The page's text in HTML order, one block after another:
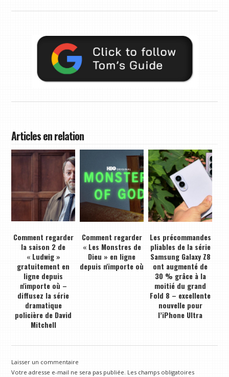
Articles en relation
Comment regarder
la saison 2 de
« Ludwig »
gratuitement en
ligne depuis
n'importe où –
diffusez la série
dramatique
policière de David
Mitchell
Comment regarder
« Les Monstres de
Dieu » en ligne
depuis n'importe où
Les précommandes
pliables de la série
Samsung Galaxy Z8
ont augmenté de
30 % grâce à la
moitié du grand
Fold 8 – excellente
nouvelle pour
l’iPhone Ultra
Laisser un commentaire
Votre adresse e-mail ne sera pas publiée. Les champs obligatoires